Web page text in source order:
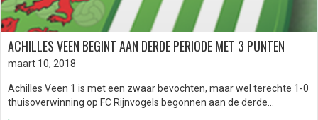
ACHILLES VEEN BEGINT AAN DERDE PERIODE MET 3 PUNTEN
maart 10, 2018
Achilles Veen 1 is met een zwaar bevochten, maar wel terechte 1-0
thuisoverwinning op FC Rijnvogels begonnen aan de derde…